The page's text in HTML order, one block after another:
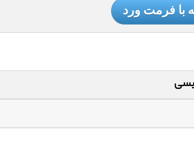
با فرمت ورد